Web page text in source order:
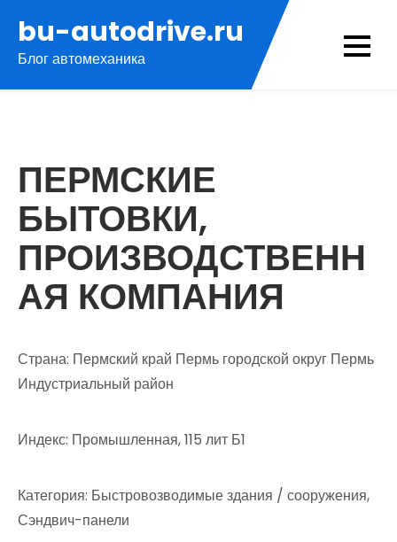
содержимому
bu-autodrive.ru
Блог автомеханика
ПЕРМСКИЕ
БЫТОВКИ,
ПРОИЗВОДСТВЕНН
АЯ КОМПАНИЯ
Страна: Пермский край Пермь городской округ Пермь
Индустриальный район
Индекс: Промышленная, 115 лит Б1
Категория: Быстровозводимые здания / сооружения,
Сэндвич-панели